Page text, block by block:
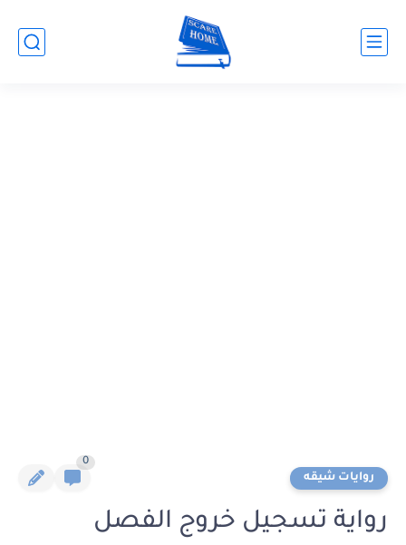
روايات شيقه
0
رواية تسجيل خروج الفصل